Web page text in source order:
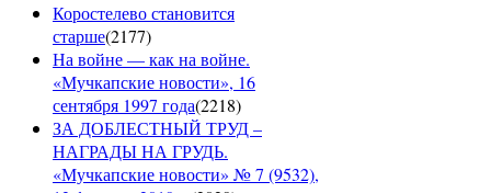
Коростелево становится
старше(2177)
На войне — как на войне.
«Мучкапские новости», 16
сентября 1997 года(2218)
ЗА ДОБЛЕСТНЫЙ ТРУД –
НАГРАДЫ НА ГРУДЬ.
«Мучкапские новости» № 7 (9532),